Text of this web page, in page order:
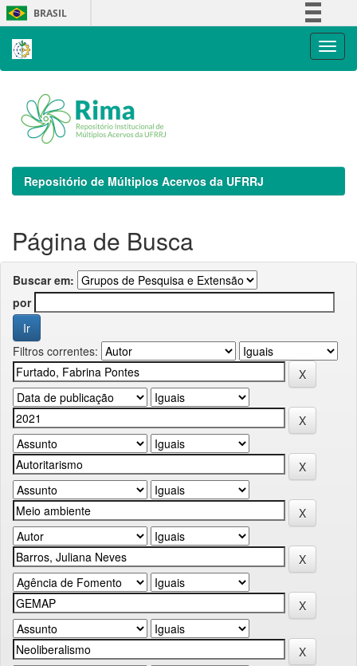
Skip
navigation
BRASIL
Repositório de Múltiplos Acervos da UFRRJ
Página de Busca
Buscar em:
por
Filtros correntes: